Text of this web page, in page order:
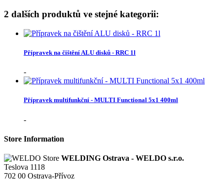
2 dalších produktů ve stejné kategorii:
Přípravek na čištění ALU disků - RRC 1l
-
Přípravek multifunkční - MULTI Functional 5x1 400ml
-
Store Information
WELDING Ostrava - WELDO s.r.o.
Teslova 1118
702 00 Ostrava-Přívoz